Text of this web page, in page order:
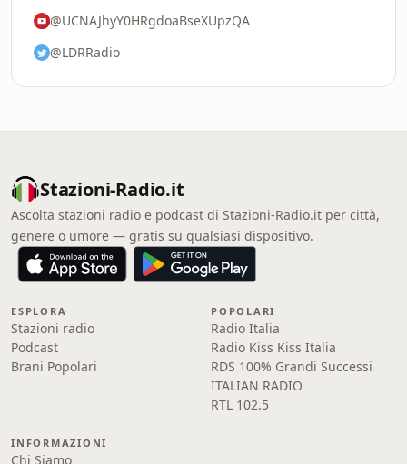
@UCNAJhyY0HRgdoaBseXUpzQA
@LDRRadio
Stazioni-Radio.it
Ascolta stazioni radio e podcast di Stazioni-Radio.it per città,
genere o umore — gratis su qualsiasi dispositivo.
ESPLORA
Stazioni radio
Podcast
Brani Popolari
POPOLARI
Radio Italia
Radio Kiss Kiss Italia
RDS 100% Grandi Successi
ITALIAN RADIO
RTL 102.5
INFORMAZIONI
Chi Siamo